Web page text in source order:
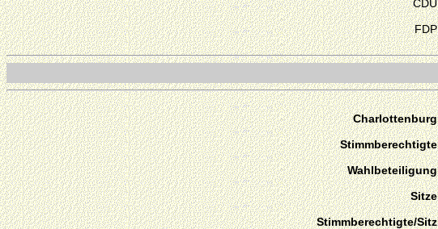
CDU
FDP
Charlottenburg
Stimmberechtigte
Wahlbeteiligung
Sitze
Stimmberechtigte/Sitz